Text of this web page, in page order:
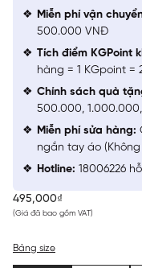
495,000₫
(Giá đã bao gồm VAT)
Bảng size
Miễn phí vận
500.000 VNĐ
Tích điểm KGPoint
hàng = 1 KGpoint =
Chính sách quà
500.000,
Miễn phí sửa hàng:
ngắn tay áo
Hotline: 18006226